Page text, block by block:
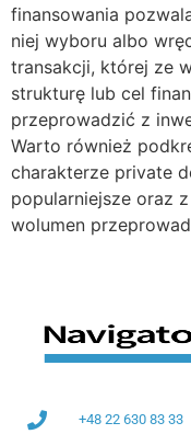
finansowania
niej wyboru albo
transakcji, której ze
strukturę lub cel
przeprowadzić z
Warto również
charakterze private
popularniejsze oraz
wolumen
+48 22 630 83 33